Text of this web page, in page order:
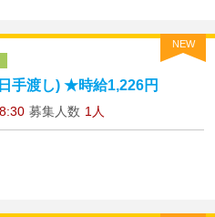
NEW
手渡し) ★時給1,226円
募集人数 1人